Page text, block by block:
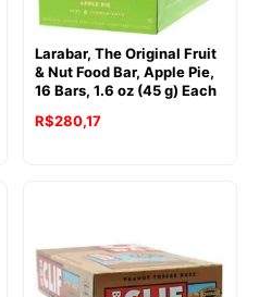
Larabar, The Original Fruit
& Nut Food Bar, Apple Pie,
16 Bars, 1.6 oz (45 g) Each
R$280,17